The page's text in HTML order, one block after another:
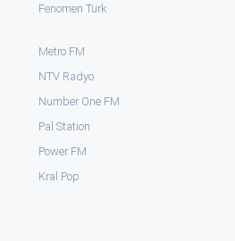
Fenomen Türk
Metro FM
NTV Radyo
Number One FM
Pal Station
Power FM
Kral Pop